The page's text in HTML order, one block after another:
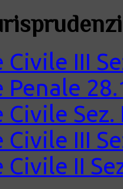
Civile III
Penale
Civile
Civile III
Civile II